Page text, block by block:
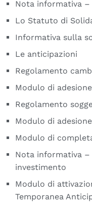
Nota informativa –
Lo Statuto di
Informativa sulla
Le anticipazioni
Regolamento
Modulo di
Regolamento
Modulo di
Modulo di
Nota informativa
investimento
Modulo di
Temporanea